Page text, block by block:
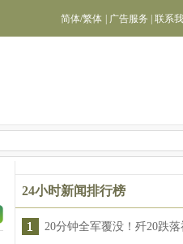
简体/繁体 广告服务 联系
24小时新闻排行榜
20分钟全军覆没！歼20跌